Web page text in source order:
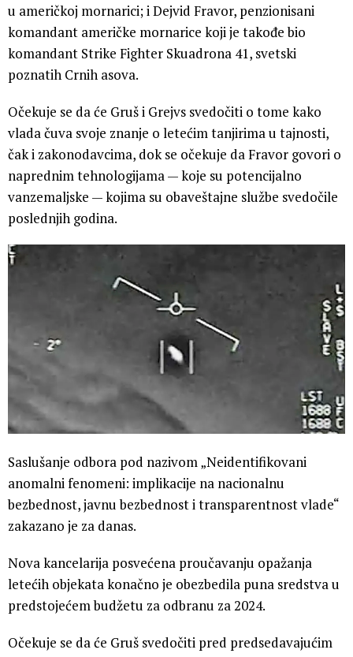
u američkoj mornarici; i Dejvid Fravor, penzionisani
komandant američke mornarice koji je takođe bio
komandant Strike Fighter Skuadrona 41, svetski
poznatih Crnih asova.
Očekuje se da će Gruš i Grejvs svedočiti o tome kako
vlada čuva svoje znanje o letećim tanjirima u tajnosti,
čak i zakonodavcima, dok se očekuje da Fravor govori o
naprednim tehnologijama — koje su potencijalno
vanzemaljske — kojima su obaveštajne službe svedočile
poslednjih godina.
Saslušanje odbora pod nazivom „Neidentifikovani
anomalni fenomeni: implikacije na nacionalnu
bezbednost, javnu bezbednost i transparentnost vlade“
zakazano je za danas.
Nova kancelarija posvećena proučavanju opažanja
letećih objekata konačno je obezbedila puna sredstva u
predstojećem budžetu za odbranu za 2024.
Očekuje se da će Gruš svedočiti pred predsedavajućim